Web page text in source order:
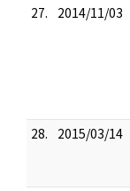
27.
2014/11/03
28.
2015/03/14